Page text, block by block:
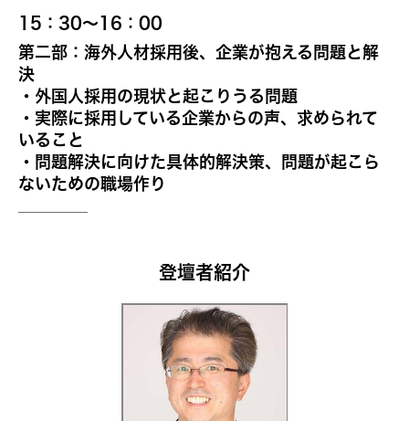
15：30～16：00
第二部：海外人材採用後、企業が抱える問題と解
決
・外国人採用の現状と起こりうる問題
・実際に採用している企業からの声、求められて
いること
・問題解決に向けた具体的解決策、問題が起こら
ないための職場作り
登壇者紹介